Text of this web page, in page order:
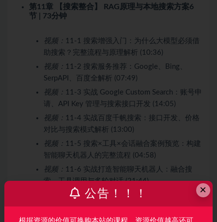
第11章 【搜索整合】 RAG原理与本地搜索方案6
节 | 73分钟
视频： 11-1 搜索增强入门：为什么大模型必须借
助搜索？完整流程与原理解析 (10:36)
视频： 11-2 搜索服务推荐：Google、Bing、
SerpAPI、百度全解析 (07:49)
视频： 11-3 实战 Google Custom Search：账号申
请、API Key 管理与搜索接口开发 (14:05)
视频： 11-4 实战百度千帆搜索：接口开发、价格
对比与搜索模式解析 (13:00)
视频： 11-5 搜索×工具×会话融合案例预览：构建
智能聊天机器人的完整流程 (04:58)
视频： 11-6 实战打造智能聊天机器人：融合搜
索、工具调用与多轮对话 (21:44)
×
公告！！！